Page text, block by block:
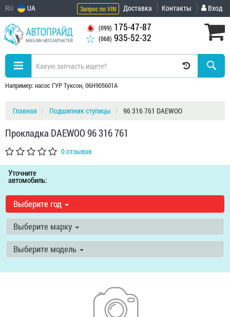
RU UA Запрос по VIN Доставка Контакты Вход
(099) 175-47-87
(068) 935-52-32
Например: насос ГУР Туксон, 06H905601A
Главная Подшипник ступицы 96 316 761 DAEWOO
Прокладка DAEWOO 96 316 761
0 отзывов
Уточните
автомобиль:
Выберите год
Выберите марку
Выберите модель